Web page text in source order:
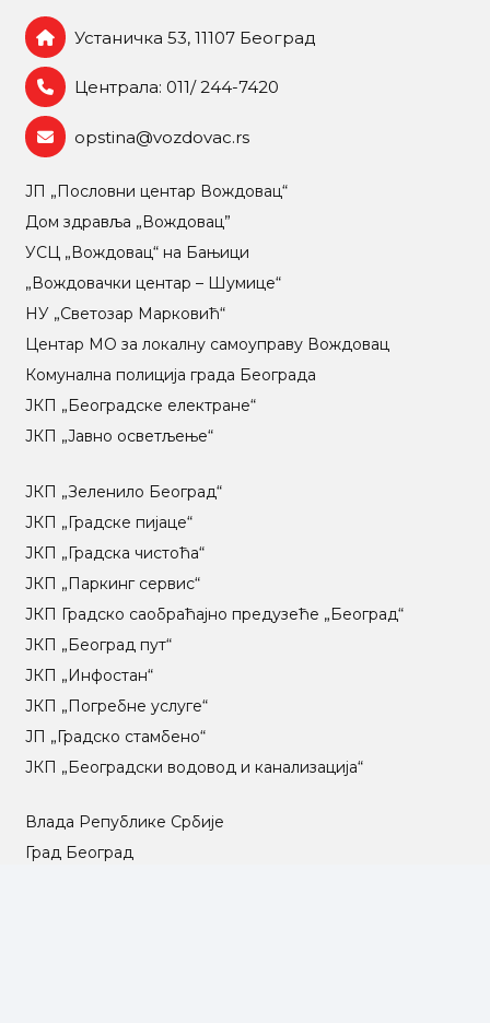
Устаничка 53, 11107 Београд
Централа: 011/ 244-7420
opstina@vozdovac.rs
ЈП „Пословни центар Вождовац“
Дом здравља „Вождовац”
УСЦ „Вождовац“ на Бањици
„Вождовачки центар – Шумице“
НУ „Светозар Марковић“
Центар МO за локалну самоуправу Вождовац
Комунална полиција града Београда
ЈКП „Београдске електране“
ЈКП „Јавно осветљење“
ЈКП „Зеленило Београд“
ЈКП „Градске пијаце“
ЈКП „Градска чистоћа“
ЈКП „Паркинг сервис“
ЈКП Градско саобраћајно предузеће „Београд“
ЈКП „Београд пут“
ЈКП „Инфостан“
ЈКП „Погребне услуге“
ЈП „Градско стамбено“
ЈКП „Београдски водовод и канализација“
Влада Републике Србије
Град Београд